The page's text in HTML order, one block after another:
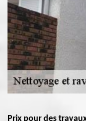
Prix pour des